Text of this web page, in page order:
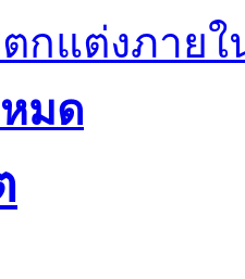
กแต่งภายใ
มด